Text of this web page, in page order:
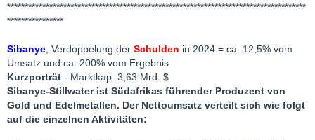
*************************************************************************************
****************
Sibanye , Verdoppelung der Schulden in 2024 = ca. 12,5% vom
Umsatz und ca. 200% vom Ergebnis
Kurzporträt - Marktkap. 3,63 Mrd. $
Sibanye-Stillwater ist Südafrikas führender Produzent von
Gold und Edelmetallen. Der Nettoumsatz verteilt sich wie folgt
auf die einzelnen Aktivitäten: